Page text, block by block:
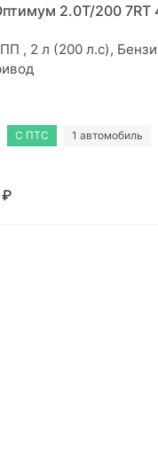
2.0T/200 7RT
, 2 л (200 л.с),
С ПТС 1 автомобиль
₽